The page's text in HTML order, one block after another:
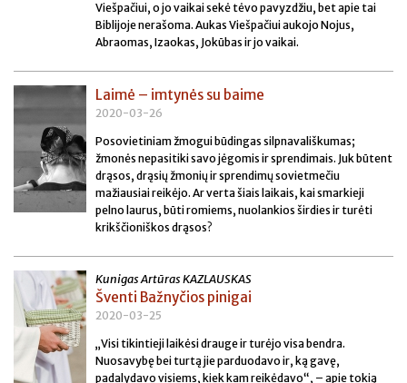
Viešpačiui, o jo vaikai sekė tėvo pavyzdžiu, bet apie tai
Biblijoje nerašoma. Aukas Viešpačiui aukojo Nojus,
Abraomas, Izaokas, Jokūbas ir jo vaikai.
Laimė – imtynės su baime
2020-03-26
Posovietiniam žmogui būdingas silpnavališkumas;
žmonės nepasitiki savo jėgomis ir sprendimais. Juk būtent
drąsos, drąsių žmonių ir sprendimų sovietmečiu
mažiausiai reikėjo. Ar verta šiais laikais, kai smarkieji
pelno laurus, būti romiems, nuolankios širdies ir turėti
krikščioniškos drąsos?
Kunigas Artūras KAZLAUSKAS
Šventi Bažnyčios pinigai
2020-03-25
„Visi tikintieji laikėsi drauge ir turėjo visa bendra.
Nuosavybę bei turtą jie parduodavo ir, ką gavę,
padalydavo visiems, kiek kam reikėdavo“, – apie tokią